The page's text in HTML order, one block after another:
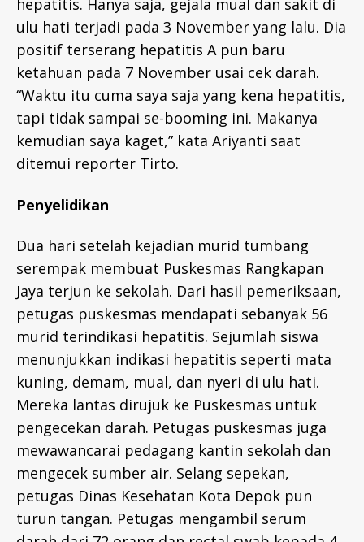
hepatitis. Hanya saja, gejala mual dan sakit di
ulu hati terjadi pada 3 November yang lalu. Dia
positif terserang hepatitis A pun baru
ketahuan pada 7 November usai cek darah.
“Waktu itu cuma saya saja yang kena hepatitis,
tapi tidak sampai se-booming ini. Makanya
kemudian saya kaget,” kata Ariyanti saat
ditemui reporter Tirto.
Penyelidikan
Dua hari setelah kejadian murid tumbang
serempak membuat Puskesmas Rangkapan
Jaya terjun ke sekolah. Dari hasil pemeriksaan,
petugas puskesmas mendapati sebanyak 56
murid terindikasi hepatitis. Sejumlah siswa
menunjukkan indikasi hepatitis seperti mata
kuning, demam, mual, dan nyeri di ulu hati.
Mereka lantas dirujuk ke Puskesmas untuk
pengecekan darah. Petugas puskesmas juga
mewawancarai pedagang kantin sekolah dan
mengecek sumber air. Selang sepekan,
petugas Dinas Kesehatan Kota Depok pun
turun tangan. Petugas mengambil serum